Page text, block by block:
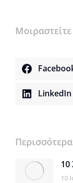
LinkedIn
10
10